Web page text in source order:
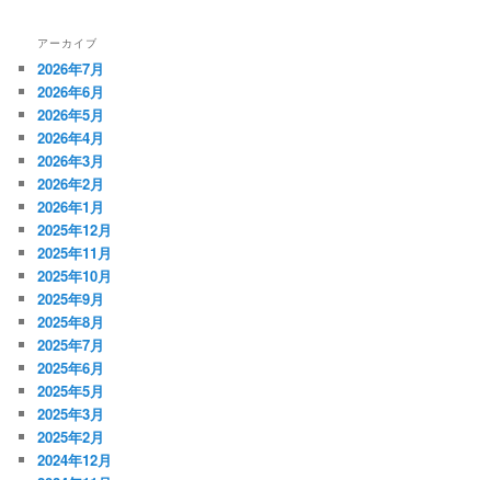
アーカイブ
2026年7月
2026年6月
2026年5月
2026年4月
2026年3月
2026年2月
2026年1月
2025年12月
2025年11月
2025年10月
2025年9月
2025年8月
2025年7月
2025年6月
2025年5月
2025年3月
2025年2月
2024年12月